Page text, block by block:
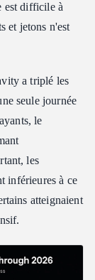
est difficile à
et jetons n'est
a triplé les
seule journée
le
les
inférieures à ce
atteignaient